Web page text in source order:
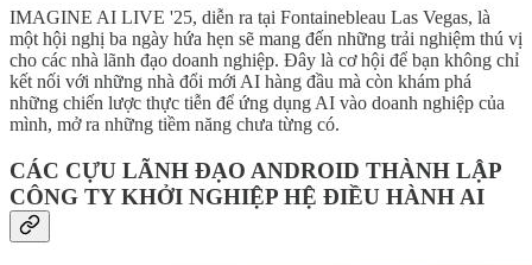
IMAGINE AI LIVE '25, diễn ra tại Fontainebleau Las Vegas, là
một hội nghị ba ngày hứa hẹn sẽ mang đến những trải nghiệm thú vị
cho các nhà lãnh đạo doanh nghiệp. Đây là cơ hội để bạn không chỉ
kết nối với những nhà đổi mới AI hàng đầu mà còn khám phá
những chiến lược thực tiễn để ứng dụng AI vào doanh nghiệp của
mình, mở ra những tiềm năng chưa từng có.
CÁC CỰU LÃNH ĐẠO ANDROID THÀNH LẬP
CÔNG TY KHỞI NGHIỆP HỆ ĐIỀU HÀNH AI